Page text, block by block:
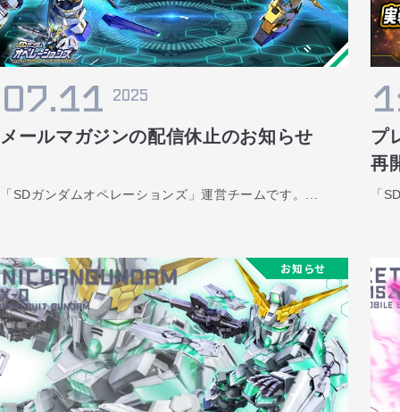
07.11 2025
メールマガジンの配信休止のお知らせ
「SDガンダムオペレーションズ」運営チームです。...
プ
再
「
お知らせ